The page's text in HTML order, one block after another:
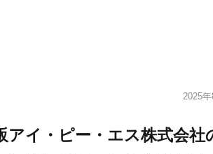
2025
アイ・ピー・エス株式会社